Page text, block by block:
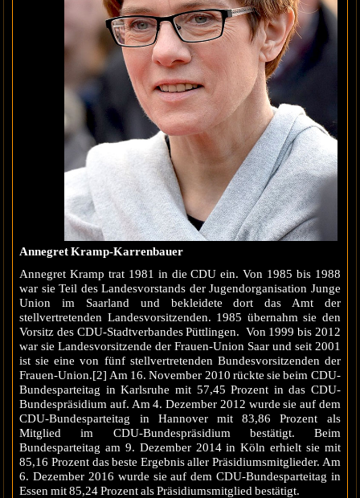
Annegret Kramp-Karrenbauer
Annegret Kramp trat 1981 in die CDU ein. Von 1985 bis 1988
war sie Teil des Landesvorstands der Jugendorganisation Junge
Union im Saarland und bekleidete dort das Amt der
stellvertretenden Landesvorsitzenden. 1985 übernahm sie den
Vorsitz des CDU-Stadtverbandes Püttlingen. Von 1999 bis 2012
war sie Landesvorsitzende der Frauen-Union Saar und seit 2001
ist sie eine von fünf stellvertretenden Bundesvorsitzenden der
Frauen-Union.[2] Am 16. November 2010 rückte sie beim CDU-
Bundesparteitag in Karlsruhe mit 57,45 Prozent in das CDU-
Bundespräsidium auf. Am 4. Dezember 2012 wurde sie auf dem
CDU-Bundesparteitag in Hannover mit 83,86 Prozent als
Mitglied im CDU-Bundespräsidium bestätigt. Beim
Bundesparteitag am 9. Dezember 2014 in Köln erhielt sie mit
85,16 Prozent das beste Ergebnis aller Präsidiumsmitglieder. Am
6. Dezember 2016 wurde sie auf dem CDU-Bundesparteitag in
Essen mit 85,24 Prozent als Präsidiumsmitglied bestätigt.